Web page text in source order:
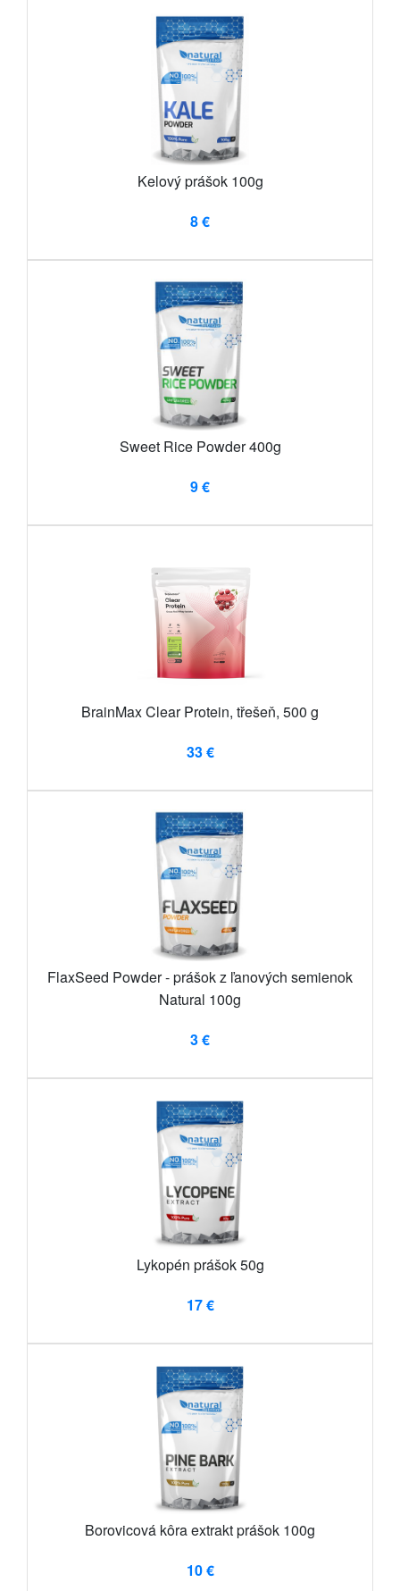
Kelový prášok 100g
8 €
Sweet Rice Powder 400g
9 €
BrainMax Clear Protein, třešeň, 500 g
33 €
FlaxSeed Powder - prášok z ľanových semienok
Natural 100g
3 €
Lykopén prášok 50g
17 €
Borovicová kôra extrakt prášok 100g
10 €